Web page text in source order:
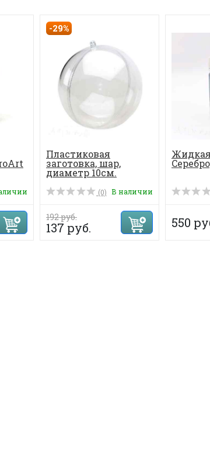
-29%
Пластиковая
заготовка, шар,
диаметр 10см.
(0) В наличии
192 руб.
137 руб. 550